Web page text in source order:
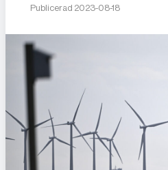
Publicerad 2023-08-18